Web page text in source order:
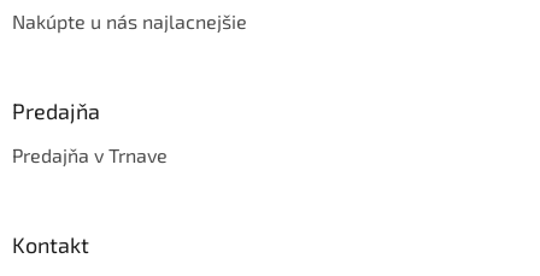
Nakúpte u nás najlacnejšie
Predajňa
Predajňa v Trnave
Kontakt